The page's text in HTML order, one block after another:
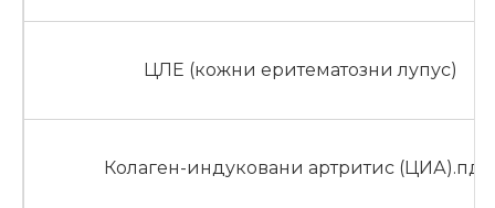
ЦЛЕ (кожни еритематозни лупус)
Колаген-индуковани артритис (ЦИА).пдф